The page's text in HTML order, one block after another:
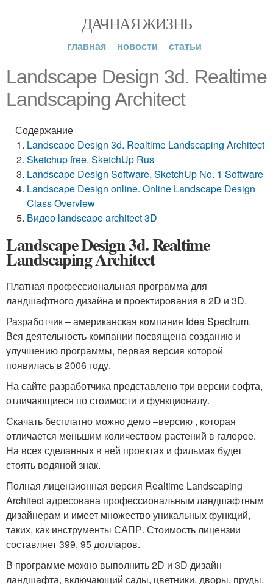
ДАЧНАЯ ЖИЗНЬ
главная новости статьи
Landscape Design 3d. Realtime
Landscaping Architect
Содержание
Landscape Design 3d. Realtime Landscaping Architect
Sketchup free. SketchUp Rus
Landscape Design Software. SketchUp No. 1 Software
Landscape Design online. Online Landscape Design
Class Overview
Видео landscape architect 3D
Landscape Design 3d. Realtime
Landscaping Architect
Платная профессиональная программа для
ландшафтного дизайна и проектирования в 2D и 3D.
Разработчик – американская компания Idea Spectrum.
Вся деятельность компании посвящена созданию и
улучшению программы, первая версия которой
появилась в 2006 году.
На сайте разработчика представлено три версии софта,
отличающиеся по стоимости и функционалу.
Скачать бесплатно можно демо –версию , которая
отличается меньшим количеством растений в галерее.
На всех сделанных в ней проектах и фильмах будет
стоять водяной знак.
Полная лицензионная версия Realtime Landscaping
Architect адресована профессиональным ландшафтным
дизайнерам и имеет множество уникальных функций,
таких, как инструменты САПР. Стоимость лицензии
составляет 399, 95 долларов.
В программе можно выполнить 2D и 3D дизайн
ландшафта, включающий сады, цветники, дворы, пруды,